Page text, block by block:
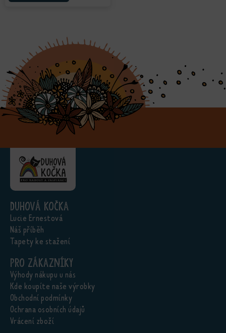
Duhová kočka
Lucie Ernestová
Náš příběh
Tapety ke stažení
Pro zákazníky
Výhody nákupu u nás
Kde koupíte naše výrobky
Obchodní podmínky
Ochrana osobních údajů
Vrácení zboží